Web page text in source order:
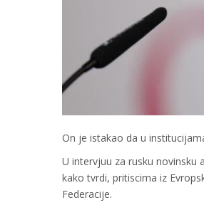
On je istakao da u
U intervjuu za rusku novinsku
kako tvrdi, pritiscima iz
Federacije.